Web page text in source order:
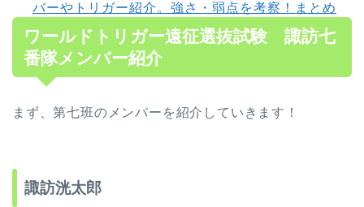
バーやトリガー紹介。強さ・弱点を考察！まとめ
ワールドトリガー遠征選抜試験 諏訪七
番隊メンバー紹介
まず、第七班のメンバーを紹介していきます！
諏訪洸太郎